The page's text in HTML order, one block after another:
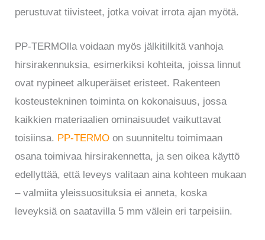
perustuvat tiivisteet, jotka voivat irrota ajan myötä.
PP-TERMOlla voidaan myös jälkitilkitä vanhoja
hirsirakennuksia, esimerkiksi kohteita, joissa linnut
ovat nypineet alkuperäiset eristeet. Rakenteen
kosteustekninen toiminta on kokonaisuus, jossa
kaikkien materiaalien ominaisuudet vaikuttavat
toisiinsa. PP-TERMO on suunniteltu toimimaan
osana toimivaa hirsirakennetta, ja sen oikea käyttö
edellyttää, että leveys valitaan aina kohteen mukaan
– valmiita yleissuosituksia ei anneta, koska
leveyksiä on saatavilla 5 mm välein eri tarpeisiin.